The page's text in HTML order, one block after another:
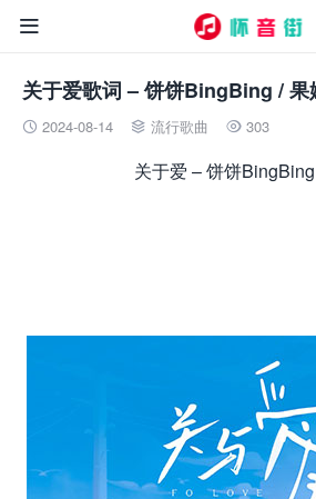

关于爱歌词 – 饼饼BingBing / 果
 2024-08-14  流行歌曲  303
关于爱 – 饼饼